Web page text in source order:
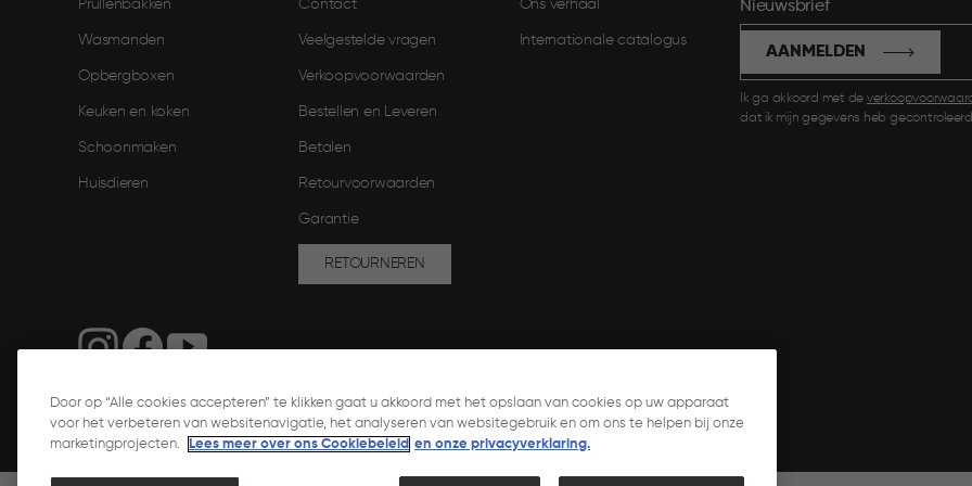
Prullenbakken
Wasmanden
Opbergboxen
Keuken en koken
Schoonmaken
Huisdieren
Contact
Veelgestelde vragen
Verkoopvoorwaarden
Bestellen en Leveren​
Betalen
Retourvoorwaarden
Garantie
RETOURNEREN
Ons verhaal
Internationale catalogus
Nieuwsbrief
Ik ga akkoord met de
dat ik mijn gegevens heb
AANMELDEN
Door op “Alle cookies accepteren” te klikken gaat u akkoord met het opslaan van cookies op uw apparaat
voor het verbeteren van websitenavigatie, het analyseren van websitegebruik en om ons te helpen bij onze
marketingprojecten.
Lees meer over ons Cookiebeleid en onze privacyverklaring.​